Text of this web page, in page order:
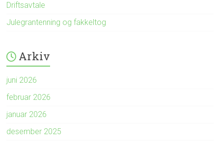
Driftsavtale
Julegrantenning og fakkeltog
Arkiv
juni 2026
februar 2026
januar 2026
desember 2025